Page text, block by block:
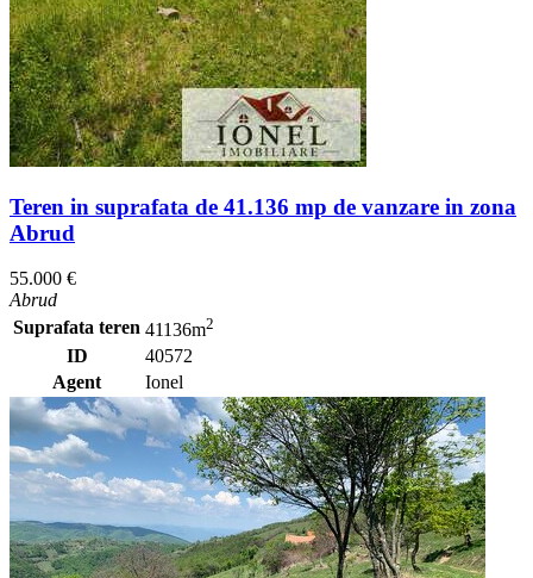
Teren in suprafata de 41.136 mp de vanzare in zona
Abrud
55.000 €
Abrud
Suprafata teren 41136m2
ID
40572
Agent
Ionel